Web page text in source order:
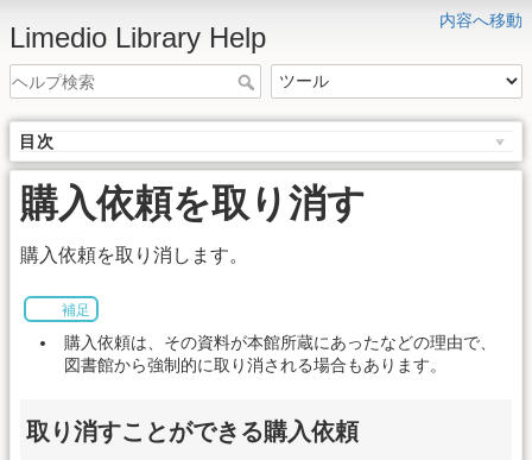
内容へ移動
Limedio Library Help
目次
購入依頼を取り消す
購入依頼を取り消します。
補足
購入依頼は、その資料が本館所蔵にあったなどの理由で、
図書館から強制的に取り消される場合もあります。
取り消すことができる購入依頼